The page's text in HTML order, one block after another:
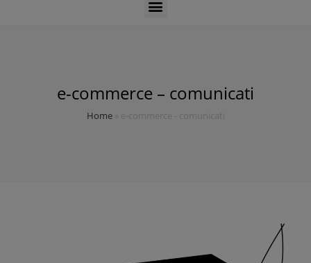
e-commerce – comunicati
Home» e-commerce - comunicati